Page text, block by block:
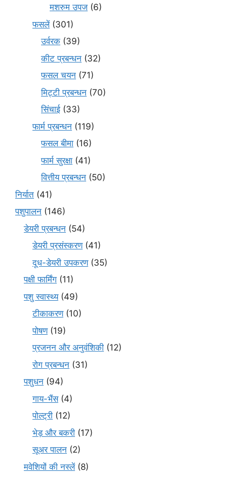
मशरुम उपज (6)
फसलें(301)
उर्वरक (39)
कीट प्रबन्धन (32)
फसल चयन (71)
मि‌ट्टी प्रबन्धन (70)
सिंचाई (33)
फार्म प्रबन्धन (119)
फसल बीमा (16)
फार्म सुरक्षा (41)
वित्तीय प्रबन्धन (50)
निर्यात (41)
पशुपालन (146)
डेयरी प्रबन्धन (54)
डेयरी प्रसंस्करण(41)
दूध-डेयरी उपकरण(35)
पक्षी फार्मिंग (11)
पशु स्वास्थ्य(49)
टीकाकरण(10)
पोषण(19)
प्रजनन और अनुवंशिकी (12)
रोग प्रबन्धन (31)
पशुधन (94)
गाय-भैंस(4)
पोल्ट्री (12)
भेड़ और बकरी (17)
सूअर पालन (2)
मवेशियों की नस्लें(8)